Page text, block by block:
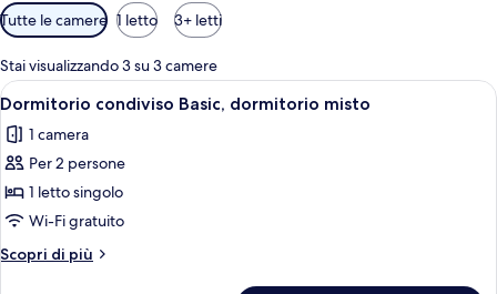
Filtri
disponibili
per
le
camere
Tutte le camere 1 letto 3+ letti
Stai visualizzando 3 su 3 camere
Apri
tutte
le
foto
per
Dormitorio
condiviso
Basic,
Filea di letti a castello in legno con
8
Dormitorio condiviso Basic, dormitorio misto
1 camera
Per 2 persone
1 letto singolo
Wi-Fi gratuito
Scopri di più
Altri